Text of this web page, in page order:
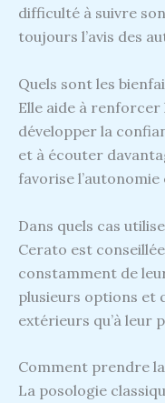
difficulté à suivre
toujours l’avis des
Quels sont les
Elle aide à renforcer
développer la
et à écouter
favorise
Dans quels cas
Cerato est
constamment de
plusieurs options et
extérieurs qu’à leur
Comment prendre
La posologie